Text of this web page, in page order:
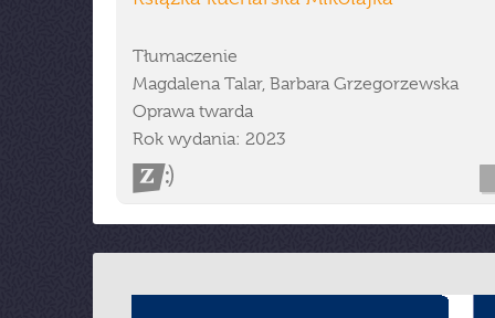
Tłumaczenie
Magdalena Talar, Barbara Grzegorzewska
Oprawa twarda
Rok wydania: 2023